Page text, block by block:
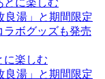
に楽しむ
湯」と期間限定